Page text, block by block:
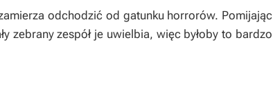
odchodzić od gatunku horrorów. Pomijając
zebrany zespół je uwielbia, więc byłoby to bardzo